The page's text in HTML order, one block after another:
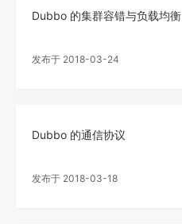
Dubbo 的集群容错与负载均衡
发布于 2018-03-24
Dubbo 的通信协议
发布于 2018-03-18